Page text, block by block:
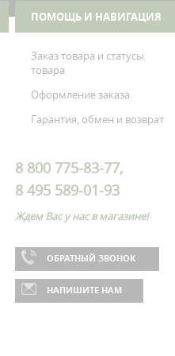
ПОМОЩЬ И НАВИГАЦИЯ
Заказ товара и статусы
товара
Оформление заказа
Гарантия, обмен и возврат
8 800 775-83-77,
8 495 589-01-93
Ждем Вас у нас в магазине!
ОБРАТНЫЙ ЗВОНОК
НАПИШИТЕ НАМ